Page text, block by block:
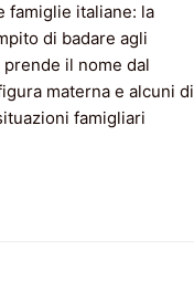
famiglie italiane: la
di badare agli
il nome dal
materna e alcuni di
famigliari